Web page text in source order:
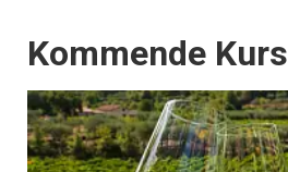
Events
Kommende Kurs